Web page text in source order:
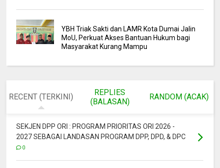
YBH Triak Sakti dan LAMR Kota Dumai Jalin
MoU, Perkuat Akses Bantuan Hukum bagi
Masyarakat Kurang Mampu
RECENT (TERKINI)
REPLIES
(BALASAN)
RANDOM (ACAK)
SEKJEN DPP ORI : PROGRAM PRIORITAS ORI 2026 -
2027 SEBAGAI LANDASAN PROGRAM DPP, DPD, & DPC
0